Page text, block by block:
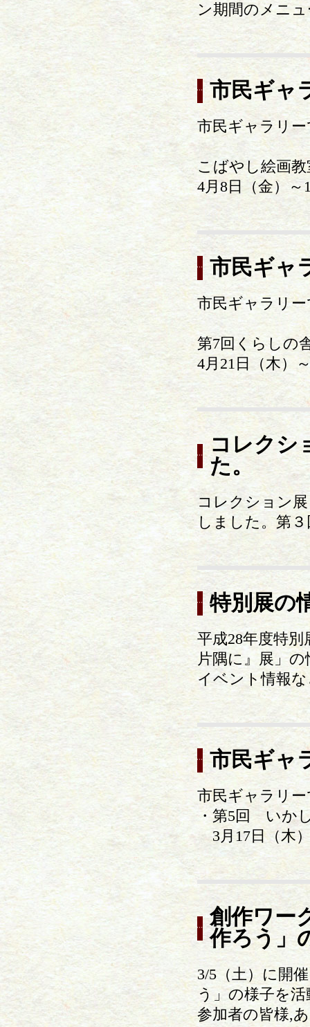
ン期間のメニ
市民ギャ
市民ギャラリ
こばやし絵画
4月8日（金）～
市民ギャ
市民ギャラリ
第7回くらしの
4月21日（木）
コレクシ
た。
コレクション
しました。第
特別展の
平成28年度特
片隅に』展」
イベント情報
市民ギャ
市民ギャラリ
・第5回 いか
3月17日（木
創作ワー
作ろう」
3/5（土）に開
う」の様子を
参加者の皆様,